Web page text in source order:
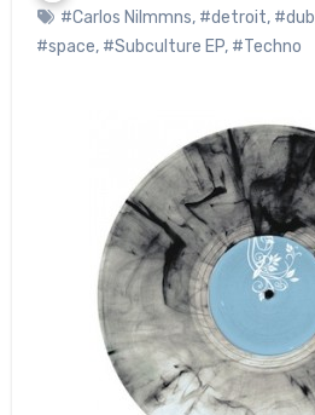
#Carlos Nilmmns, #detroit, #dub
#space, #Subculture EP, #Techno